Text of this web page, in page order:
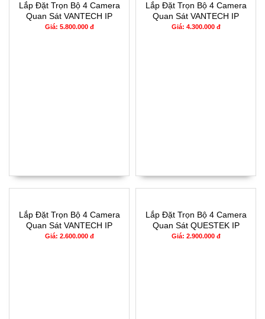
Lắp Đặt Trọn Bộ 4 Camera
Quan Sát VANTECH IP
CCTV - 2594IP
Giá: 5.800.000 đ
Lắp Đặt Trọn Bộ 4 Camera
Quan Sát VANTECH IP
CCTV - 2394IP
Giá: 4.300.000 đ
Lắp Đặt Trọn Bộ 4 Camera
Quan Sát VANTECH IP
CCTV - 1514IP
Giá: 2.600.000 đ
Lắp Đặt Trọn Bộ 4 Camera
Quan Sát QUESTEK IP
CCTV - 4164IP
Giá: 2.900.000 đ